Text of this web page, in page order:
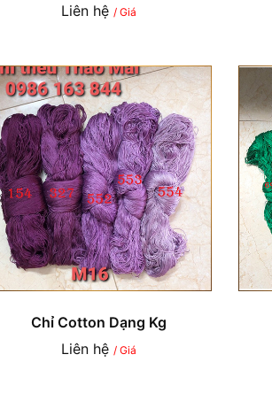
Liên hệ / Giá
Chỉ Cotton Dạng Kg
Liên hệ / Giá